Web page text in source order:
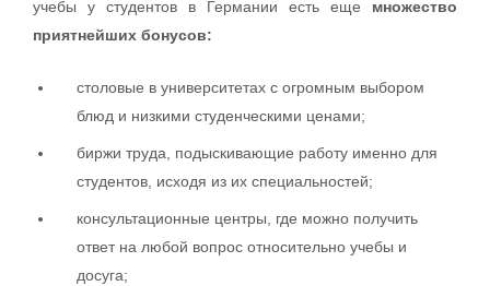
учебы у студентов в Германии есть еще множество
приятнейших бонусов:
столовые в университетах с огромным выбором
блюд и низкими студенческими ценами;
биржи труда, подыскивающие работу именно для
студентов, исходя из их специальностей;
консультационные центры, где можно получить
ответ на любой вопрос относительно учебы и
досуга;